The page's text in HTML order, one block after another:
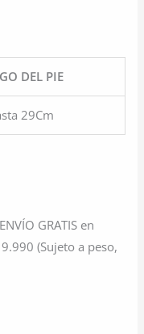
DEL PIE
29Cm
GRATIS en
(Sujeto a peso,